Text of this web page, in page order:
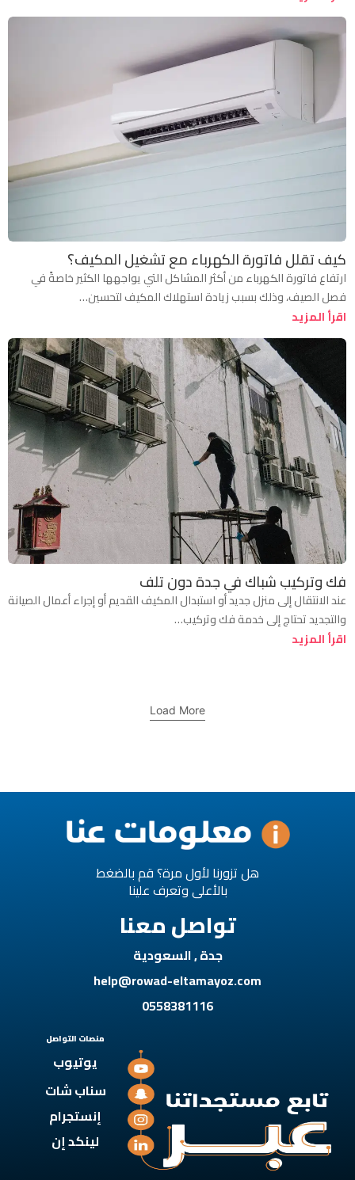
كيف تقلل فاتورة الكهرباء مع تشغيل المكيف؟
ارتفاع فاتورة الكهرباء من أكثر المشاكل التي يواجهها الكثير خاصةً في
فصل الصيف، وذلك بسبب زيادة استهلاك المكيف لتحسين…
اقرأ المزيد
فك وتركيب شباك في جدة دون تلف
عند الانتقال إلى منزل جديد أو استبدال المكيف القديم أو إجراء أعمال الصيانة
والتجديد تحتاج إلى خدمة فك وتركيب…
اقرأ المزيد
Load More
هل تزورنا لأول مرة؟ قم بالضغط
بالأعلى وتعرف علينا
تواصل معنا
جدة , السعودية
help@rowad-eltamayoz.com
0558381116
منصات التواصل
يوتيوب
سناب شات
إنستجرام
لينكد إن